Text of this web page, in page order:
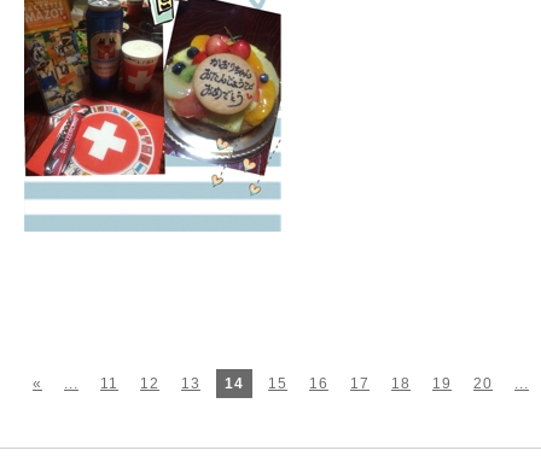
« ... 11 12 13 14 15 16 17 18 19 20 ...